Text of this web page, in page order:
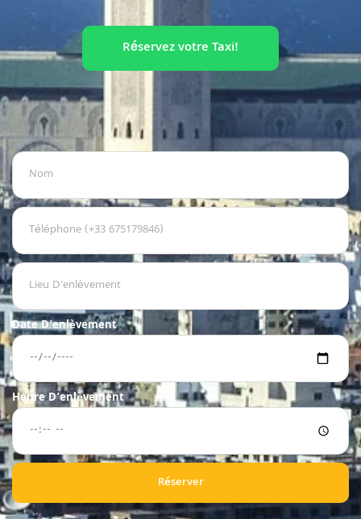
Réservez votre Taxi!
Date D'enlèvement
Heure D'enlèvement
Réserver